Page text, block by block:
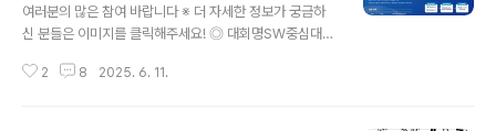
회
여러분의 많은 참여 바랍니다 ※ 더 자세한 정보가 궁금하
신 분들은 이미지를 클릭해주세요! ◎ 대회명SW중심대학
진대회 ◎ 참가자격전국 고등학교 교내 동아리에 소속된
2 8 2025. 6. 11.